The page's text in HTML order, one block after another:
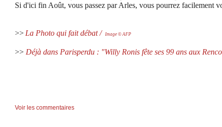
Si d'ici fin Août, vous passez par Arles, vous pourrez facilement
>> La Photo qui fait débat / Image © AFP
>> Déjà dans Parisperdu : "Willy Ronis fête ses 99 ans aux
Voir les commentaires